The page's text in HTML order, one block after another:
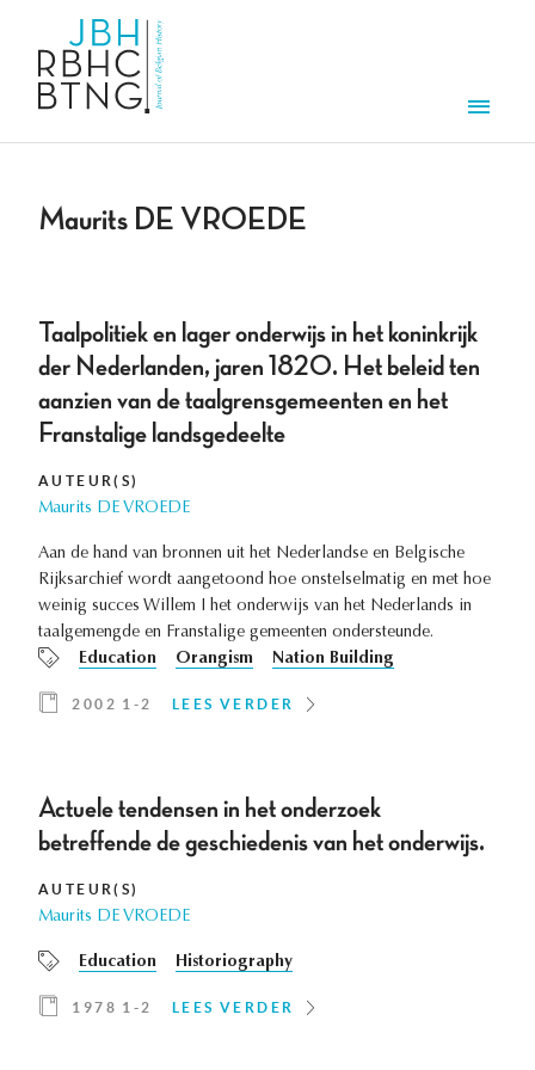
Maurits DE VROEDE
Taalpolitiek en lager onderwijs in het koninkrijk
der Nederlanden, jaren 1820. Het beleid ten
aanzien van de taalgrensgemeenten en het
Franstalige landsgedeelte
AUTEUR(S)
Maurits DE VROEDE
Aan de hand van bronnen uit het Nederlandse en Belgische
Rijksarchief wordt aangetoond hoe onstelselmatig en met hoe
weinig succes Willem I het onderwijs van het Nederlands in
taalgemengde en Franstalige gemeenten ondersteunde.
Education
Orangism Nation Building
2002 1-2 LEES VERDER
Actuele tendensen in het onderzoek
betreffende de geschiedenis van het onderwijs.
AUTEUR(S)
Maurits DE VROEDE
Education Historiography
1978 1-2 LEES VERDER